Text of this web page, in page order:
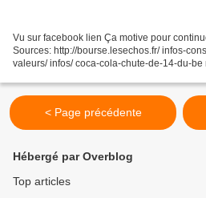
Vu sur facebook lien Ça motive pour
Sources: http://bourse.lesechos.fr/ infos-
valeurs/ infos/ coca-cola-chute-de-14-du-
< Page précédente
Hébergé par Overblog
Top articles